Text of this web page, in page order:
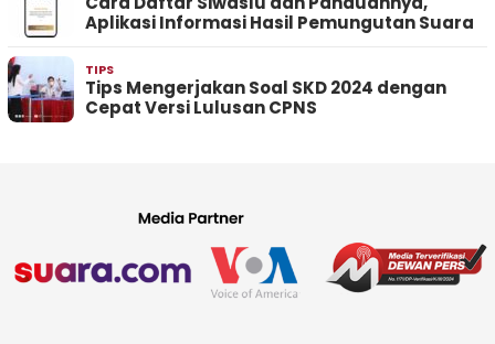
Aplikasi Informasi Hasil Pemungutan Suara
TIPS
Tips Mengerjakan Soal SKD 2024 dengan
Cepat Versi Lulusan CPNS